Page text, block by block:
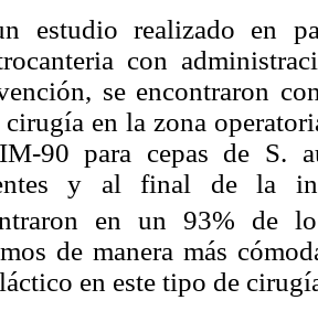
estudio realizado en
con
se encontraron
cirugía en la zona
90 para cepas de S.
y al final de la
en un 93% de
de manera más
en este tipo de